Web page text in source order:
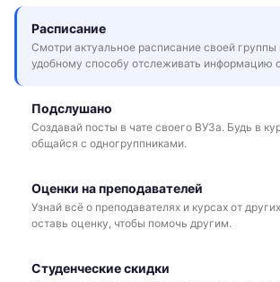
Расписание
Смотри актуальное расписание своей группы
удобному способу отслеживать информацию
Подслушано
Создавай посты в чате своего ВУЗа. Будь в
общайся с одногруппниками.
Оценки на преподавателей
Узнай всё о преподавателях и курсах от
оставь оценку, чтобы помочь другим.
Студенческие скидки